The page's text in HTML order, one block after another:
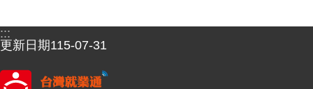
:::
更新日期115-07-31